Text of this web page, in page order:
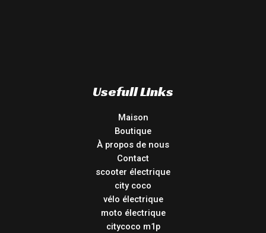
Usefull Links
Maison
Boutique
À propos de nous
Contact
scooter électrique
city coco
vélo électrique
moto électrique
citycoco m1p